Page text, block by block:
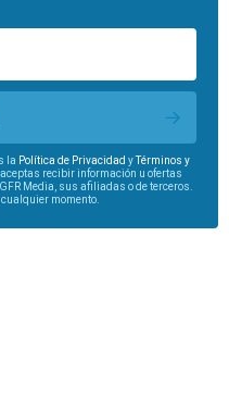
la Política de Privacidad yTérminos y
recibir información u ofertas
Media, sus afiliadas o de terceros.
momento.